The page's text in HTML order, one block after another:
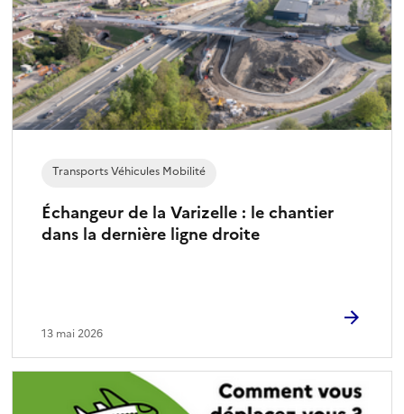
Échangeur de la Varizelle : le chantier
dans la dernière ligne droite
Transports Véhicules Mobilité
13 mai 2026